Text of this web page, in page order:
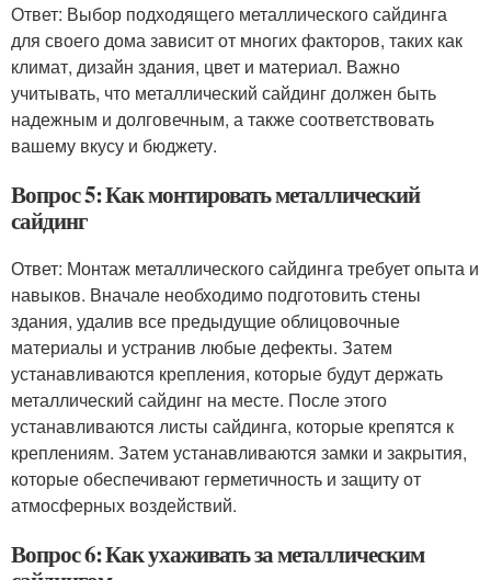
Ответ: Выбор подходящего металлического сайдинга
для своего дома зависит от многих факторов, таких как
климат, дизайн здания, цвет и материал. Важно
учитывать, что металлический сайдинг должен быть
надежным и долговечным, а также соответствовать
вашему вкусу и бюджету.
Вопрос 5: Как монтировать металлический
сайдинг
Ответ: Монтаж металлического сайдинга требует опыта и
навыков. Вначале необходимо подготовить стены
здания, удалив все предыдущие облицовочные
материалы и устранив любые дефекты. Затем
устанавливаются крепления, которые будут держать
металлический сайдинг на месте. После этого
устанавливаются листы сайдинга, которые крепятся к
креплениям. Затем устанавливаются замки и закрытия,
которые обеспечивают герметичность и защиту от
атмосферных воздействий.
Вопрос 6: Как ухаживать за металлическим